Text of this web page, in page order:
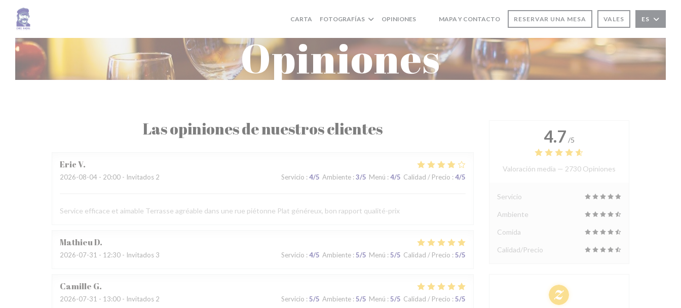
Personalización de sus opciones de cookies
CARTA FOTOGRAFÍAS OPINIONES
((ABRE EN UNA NUEVA VENTANA))
((ABRE EN UNA NUEVA VENTANA))
MAPA Y CONTACTO RESERVAR UNA MESA VALES ES
Opiniones
Las opiniones de nuestros clientes
EricV
2026-08-04 - 20:00 - Invitados 2 Servicio : 4/5 Ambiente: 3/5 Menú : 4/5 Calidad / Precio : 4/5
Service efficace et aimable Terrasse agréable dans une rue piétonne Plat généreux, bon rapport qualité-prix
MathieuD
2026-07-31 - 12:30 - Invitados 3 Servicio : 4/5 Ambiente: 5/5 Menú : 5/5 Calidad / Precio : 5/5
Camille G
2026-07-31 - 13:00 - Invitados 2 Servicio : 5/5 Ambiente: 5/5 Menú : 5/5 Calidad / Precio : 5/5
4.7 /5
Valoración media — 2730 Opiniones
Servicio
Ambiente
Comida
Calidad/Precio